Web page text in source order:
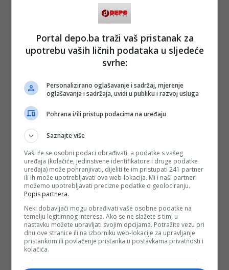
Portal depo.ba traži vaš pristanak za
upotrebu vaših ličnih podataka u sljedeće
svrhe:
Personalizirano oglašavanje i sadržaj, mjerenje
oglašavanja i sadržaja, uvidi u publiku i razvoj usluga
Pohrana i/ili pristup podacima na uređaju
Saznajte više
Vaši će se osobni podaci obrađivati, a podatke s vašeg
uređaja (kolačiće, jedinstvene identifikatore i druge podatke
uređaja) može pohranjivati, dijeliti te im pristupati 241 partner
ili ih može upotrebljavati ova web-lokacija. Mi i naši partneri
možemo upotrebljavati precizne podatke o geolociranju.
Popis partnera.
Neki dobavljači mogu obrađivati vaše osobne podatke na
temelju legitimnog interesa. Ako se ne slažete s tim, u
nastavku možete upravljati svojim opcijama. Potražite vezu pri
dnu ove stranice ili na izborniku web-lokacije za upravljanje
pristankom ili povlačenje pristanka u postavkama privatnosti i
kolačića.